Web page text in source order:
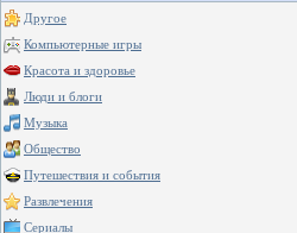
Другое
Компьютерные игры
Красота и здоровье
Люди и блоги
Музыка
Общество
Путешествия и события
Развлечения
Сериалы